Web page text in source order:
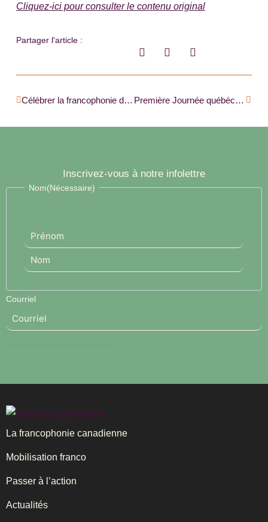
Cliquez-ici pour consulter le contenu original
Partager l'article :
Célébrer la francophonie d’un océan à l’autre |FRANCITÉ|
Première Journée québécoise de la francophonie canadienne |RADIO-CANADA|
Inscrivez-vous à notre infolettre
Nom(Nécessaire)
Prénom
Nom
Courriel
La francophonie canadienne
Mobilisation franco
Passer à l’action
Actualités